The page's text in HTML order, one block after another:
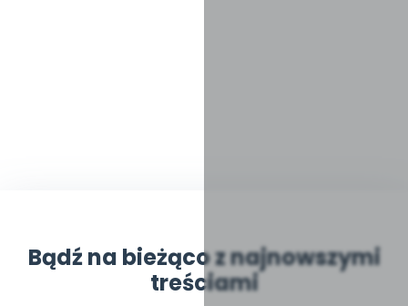
Bądź na bieżąco z najnowszymi
treściami